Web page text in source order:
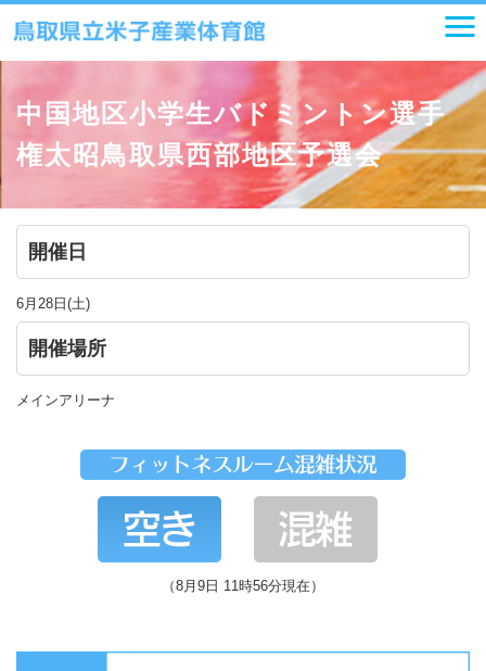
中国地区小学生バドミントン選手
権太昭鳥取県西部地区予選会
開催日
6月28日(土)
開催場所
メインアリーナ
（8月9日 11時56分現在）